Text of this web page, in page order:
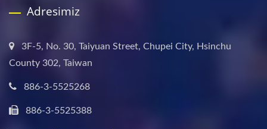
Adresimiz
3F-5, No. 30, Taiyuan Street, Chupei City, Hsinchu
County 302, Taiwan
886-3-5525268
886-3-5525388